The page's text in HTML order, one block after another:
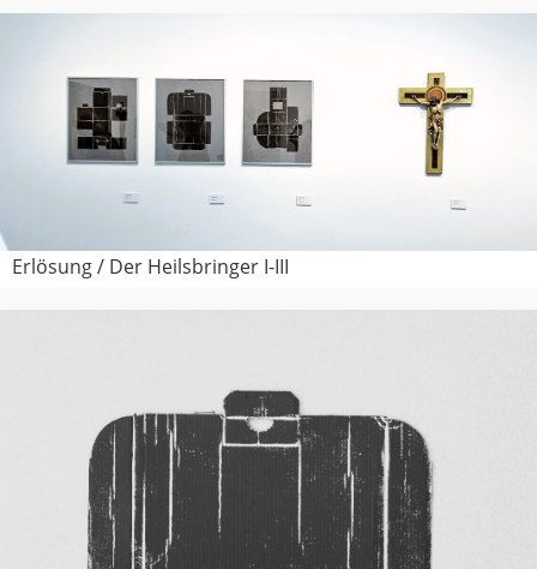
Erlösung / Der Heilsbringer I-III